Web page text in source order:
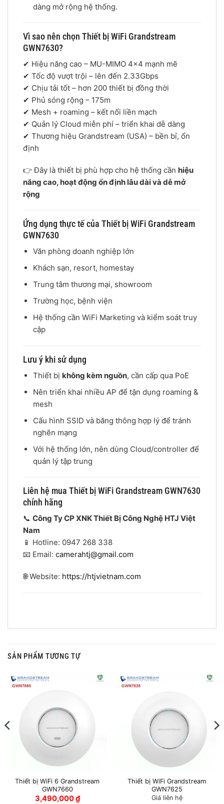
dàng mở rộng hệ thống.
Vì sao nên chọn Thiết bị WiFi Grandstream
GWN7630?
✔ Hiệu năng cao – MU-MIMO 4×4 mạnh mẽ
✔ Tốc độ vượt trội – lên đến 2.33Gbps
✔ Chịu tải tốt – hơn 200 thiết bị đồng thời
✔ Phủ sóng rộng – 175m
✔ Mesh + roaming – kết nối liền mạch
✔ Quản lý Cloud miễn phí – triển khai dễ dàng
✔ Thương hiệu Grandstream (USA) – bền bỉ, ổn
định
👉 Đây là thiết bị phù hợp cho hệ thống cần hiệu
năng cao, hoạt động ổn định lâu dài và dễ mở
rộng
Ứng dụng thực tế của Thiết bị WiFi Grandstream
GWN7630
Văn phòng doanh nghiệp lớn
Khách sạn, resort, homestay
Trung tâm thương mại, showroom
Trường học, bệnh viện
Hệ thống cần WiFi Marketing và kiểm soát truy
cập
Lưu ý khi sử dụng
Thiết bị không kèm nguồn, cần cấp qua PoE
Nên triển khai nhiều AP để tận dụng roaming &
mesh
Cấu hình SSID và băng thông hợp lý để tránh
nghẽn mạng
Với hệ thống lớn, nên dùng Cloud/controller để
quản lý tập trung
Liên hệ mua Thiết bị WiFi Grandstream GWN7630
chính hãng
📞 Công Ty CP XNK Thiết Bị Công Nghệ HTJ Việt
Nam
📱 Hotline: 0947 268 338
📧 Email: camerahtj@gmail.com
🌐 Website: https://htjvietnam.com
SẢN PHẨM TƯƠNG TỰ
Thiết bị WiFi 6 Grandstream
GWN7660
3,490,000₫
Thiết bị WiFi Grandstream
GWN7625
Giá liên hệ